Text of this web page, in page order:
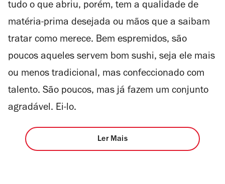
tudo o que abriu, porém, tem a qualidade de
matéria-prima desejada ou mãos que a saibam
tratar como merece. Bem espremidos, são
poucos aqueles servem bom sushi, seja ele mais
ou menos tradicional, mas confeccionado com
talento. São poucos, mas já fazem um conjunto
agradável. Ei-lo.
Ler Mais